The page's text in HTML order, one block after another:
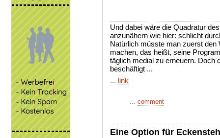
Und dabei wäre die Quadratur
anzunähern wie hier: schlicht
Natürlich müsste man zuerst den
machen, das heißt, seine
täglich medial zu erneuern. Doch
beschäftigt ...
... link
... comment
Eine Option für